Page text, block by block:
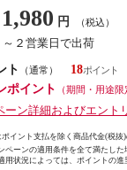
1,980 円 （税込）
～２営業日で出荷
ト
（通常）
18
ポイント
（期間・用途限
ーン詳細およびエント
イント支払を除く商品代金(税抜)
ペーンの適用条件を全て満たした
用状況によっては、ポイントの